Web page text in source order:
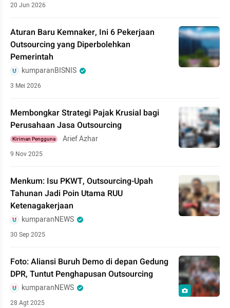
20 Jun 2026
Aturan Baru Kemnaker, Ini 6 Pekerjaan
Outsourcing yang Diperbolehkan
Pemerintah
kumparanBISNIS
3 Mei 2026
Membongkar Strategi Pajak Krusial bagi
Perusahaan Jasa Outsourcing
Kiriman Pengguna Arief Azhar
9 Nov 2025
Menkum: Isu PKWT, Outsourcing-Upah
Tahunan Jadi Poin Utama RUU
Ketenagakerjaan
kumparanNEWS
30 Sep 2025
Foto: Aliansi Buruh Demo di depan Gedung
DPR, Tuntut Penghapusan Outsourcing
kumparanNEWS
28 Agt 2025